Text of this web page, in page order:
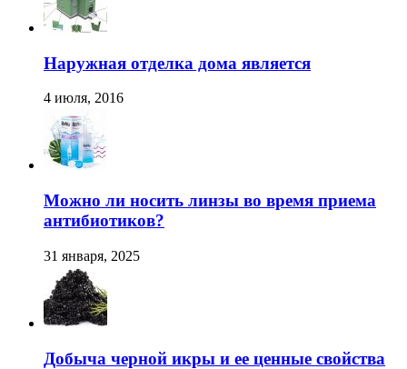
Наружная отделка дома является
4 июля, 2016
Можно ли носить линзы во время приема
антибиотиков?
31 января, 2025
Добыча черной икры и ее ценные свойства